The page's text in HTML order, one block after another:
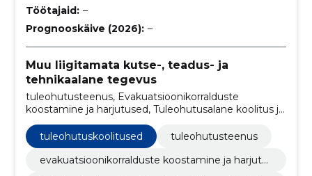
Töötajaid: –
Prognooskäive (2026): –
Muu liigitamata kutse-, teadus- ja
tehnikaalane tegevus
tuleohutusteenus, Evakuatsioonikorralduste
koostamine ja harjutused, Tuleohutusalane koolitus ja
teadlikkuse tõstmine, Hoonete tehnosüsteemide
hooldus, Küte, ventilatsiooni ja jahutussüsteemide
hooldus, jahutussüsteemide hooldus,
ventilatsioonisüsteemi hooldus, evakuatsiooniplaani
tuleohutuskoolitused
tuleohutusteenus
evakuatsioonikorralduste koostamine ja harjutu